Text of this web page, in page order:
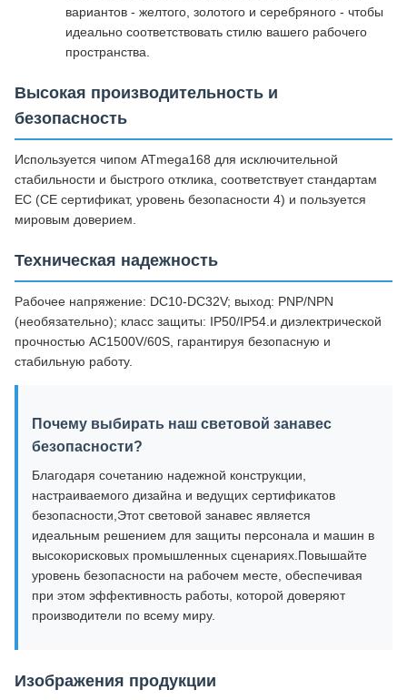
вариантов - желтого, золотого и серебряного - чтобы
идеально соответствовать стилю вашего рабочего
пространства.
Высокая производительность и
безопасность
Используется чипом ATmega168 для исключительной
стабильности и быстрого отклика, соответствует стандартам
ЕС (CE сертификат, уровень безопасности 4) и пользуется
мировым доверием.
Техническая надежность
Рабочее напряжение: DC10-DC32V; выход: PNP/NPN
(необязательно); класс защиты: IP50/IP54.и диэлектрической
прочностью AC1500V/60S, гарантируя безопасную и
стабильную работу.
Почему выбирать наш световой занавес
безопасности?
Благодаря сочетанию надежной конструкции,
настраиваемого дизайна и ведущих сертификатов
безопасности,Этот световой занавес является
идеальным решением для защиты персонала и машин в
высокорисковых промышленных сценариях.Повышайте
уровень безопасности на рабочем месте, обеспечивая
при этом эффективность работы, которой доверяют
производители по всему миру.
Изображения продукции